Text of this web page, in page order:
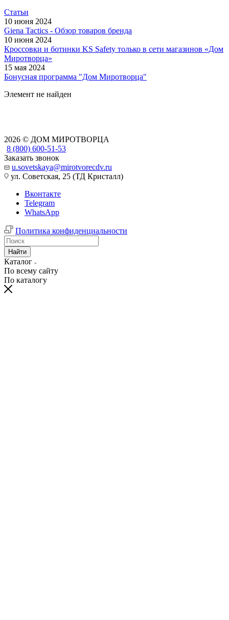
Статьи
10 июня 2024
Giena Tactics - Обзор товаров бренда
10 июня 2024
Кроссовки и ботинки KS Safety только в сети магазинов «Дом
Миротворца»
15 мая 2024
Бонусная программа "Дом Миротворца"
Элемент не найден
2026 © ДОМ МИРОТВОРЦА
8 (800) 600-51-53
Заказать звонок
u.sovetskaya@mirotvorecdv.ru
ул. Советская, 25 (ТД Кристалл)
Вконтакте
Telegram
WhatsApp
Политика конфиденциальности
Найти
Каталог
По всему сайту
По каталогу